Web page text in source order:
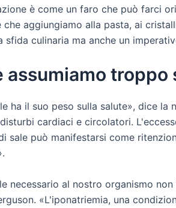
è come un faro che può farci
aggiungiamo alla pasta, ai
culinaria ma anche un
assumiamo troppo
ha il suo peso sulla salute», dice
cardiaci e circolatori.
sale può manifestarsi come
necessario al nostro organismo
«L'iponatriemia, una